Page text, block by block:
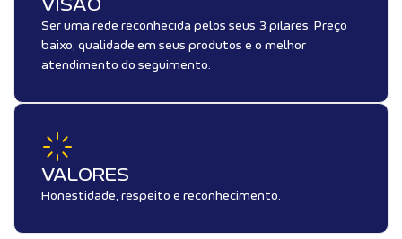
VISÃO
Ser uma rede reconhecida pelos seus 3 pilares: Preço
baixo, qualidade em seus produtos e o melhor
atendimento do seguimento.
VALORES
Honestidade, respeito e reconhecimento.